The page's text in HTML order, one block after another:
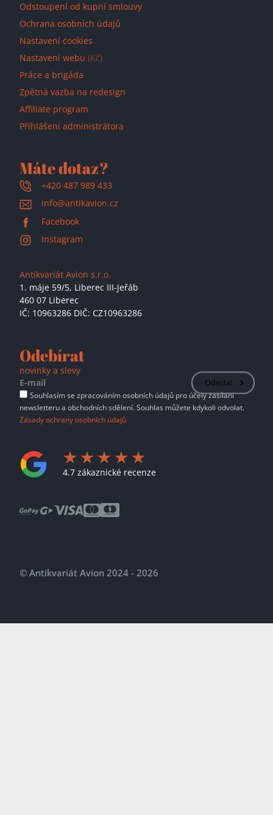
Odstoupení od kupní smlouvy
Ochrana osobních údajů
Nastavení cookies
Nastavení webu (Kč)
Práce a brigáda
Zpětná vazba na redesign
Affiliate program
Přihlášení administrátora
Máte dotaz?
+420 487 989 433
info@antikavion.cz
Facebook
Instagram
Antikvariát Avion s.r.o.
1. máje 59/5, Liberec III-Jeřáb
460 07 Liberec
IČ: 10963286 DIČ: CZ10963286
Odebírat
novinky a slevy
Odeslat
Souhlasím se zpracováním osobních údajů pro účely zasílání
newsletteru a obchodních sdělení. Souhlas můžete kdykoli odvolat.
Zásady ochrany osobních údajů
4.7 zákaznické recenze
© Antikvariát Avion 2024 - 2026